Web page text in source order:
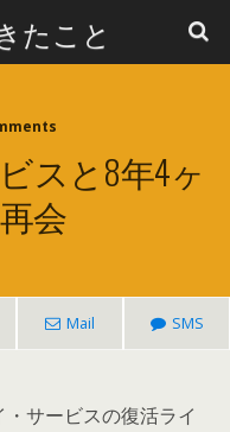
たこと
スと8年4ヶ
会
Mail SMS
サービスの復活ライ